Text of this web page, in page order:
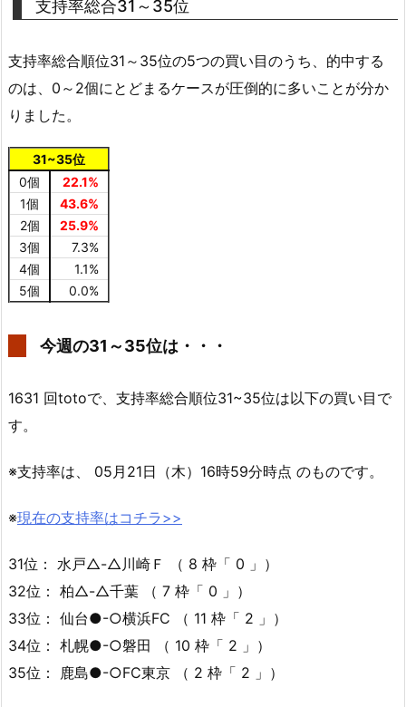
支持率総合31～35位
支持率総合順位31～35位の5つの買い目のうち、的中する
のは、0～2個にとどまるケースが圧倒的に多いことが分か
りました。
31~35位
0個
22.1%
1個
43.6%
2個
25.9%
3個
7.3%
4個
1.1%
5個
0.0%
今週の31～35位は・・・
1631 回totoで、支持率総合順位31~35位は以下の買い目で
す。
※支持率は、 05月21日（木）16時59分時点 のものです。
※現在の支持率はコチラ>>
31位： 水戸△-△川崎Ｆ （ 8 枠「 0 」）
32位： 柏△-△千葉 （ 7 枠「 0 」）
33位： 仙台●-○横浜FC （ 11 枠「 2 」）
34位： 札幌●-○磐田 （ 10 枠「 2 」）
35位： 鹿島●-○FC東京 （ 2 枠「 2 」）